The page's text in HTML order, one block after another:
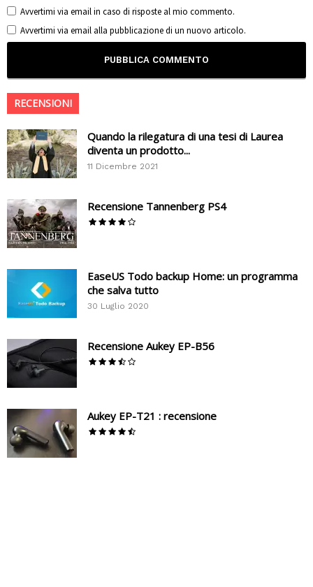
Avvertimi via email in caso di risposte al mio commento.
Avvertimi via email alla pubblicazione di un nuovo articolo.
RECENSIONI
Quando la rilegatura di una tesi di Laurea
diventa un prodotto...
11 Dicembre 2021
Recensione Tannenberg PS4
EaseUS Todo backup Home: un programma
che salva tutto
30 Luglio 2020
Recensione Aukey EP-B56
Aukey EP-T21 : recensione